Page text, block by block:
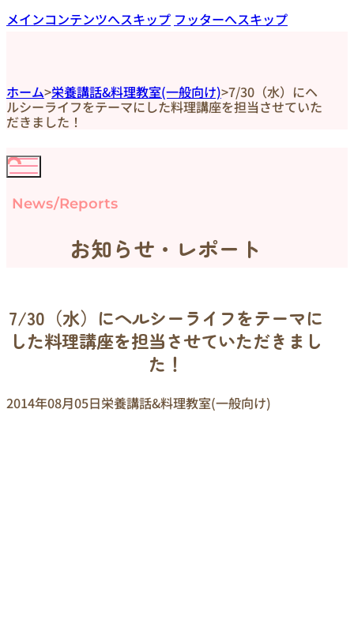
メインコンテンツへスキップ フッターへスキップ
ホーム>栄養講話&料理教室(一般向け)>7/30（水）にヘ
ルシーライフをテーマにした料理講座を担当させていた
だきました！
News/Reports
お知らせ・レポート
7/30（水）にヘルシーライフをテーマに
した料理講座を担当させていただきまし
た！
2014年08月05日栄養講話&料理教室(一般向け)